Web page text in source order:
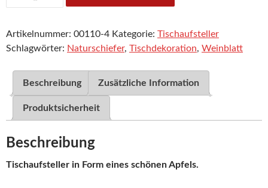
Menge
Artikelnummer: 00110-4 Kategorie: Tischaufsteller
Schlagwörter: Naturschiefer, Tischdekoration, Weinblatt
Beschreibung Zusätzliche Information
Produktsicherheit
Beschreibung
Tischaufsteller in Form eines schönen Apfels.